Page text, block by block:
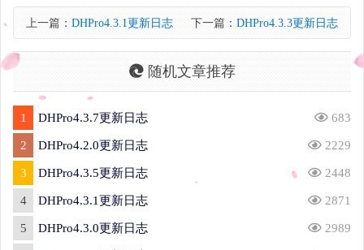
上一篇： DHPro4.3.1更新日志 下一篇： DHPro4.3.3更新日志
随机文章推荐
1 DHPro4.3.7更新日志 683
2 DHPro4.2.0更新日志 2229
3 DHPro4.3.5更新日志 2448
4 DHPro4.3.1更新日志 2871
5 DHPro4.3.0更新日志 2989